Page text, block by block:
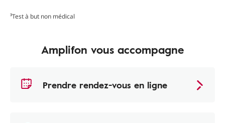
³Test à but non médical
Amplifon vous accompagne
Prendre rendez-vous en ligne